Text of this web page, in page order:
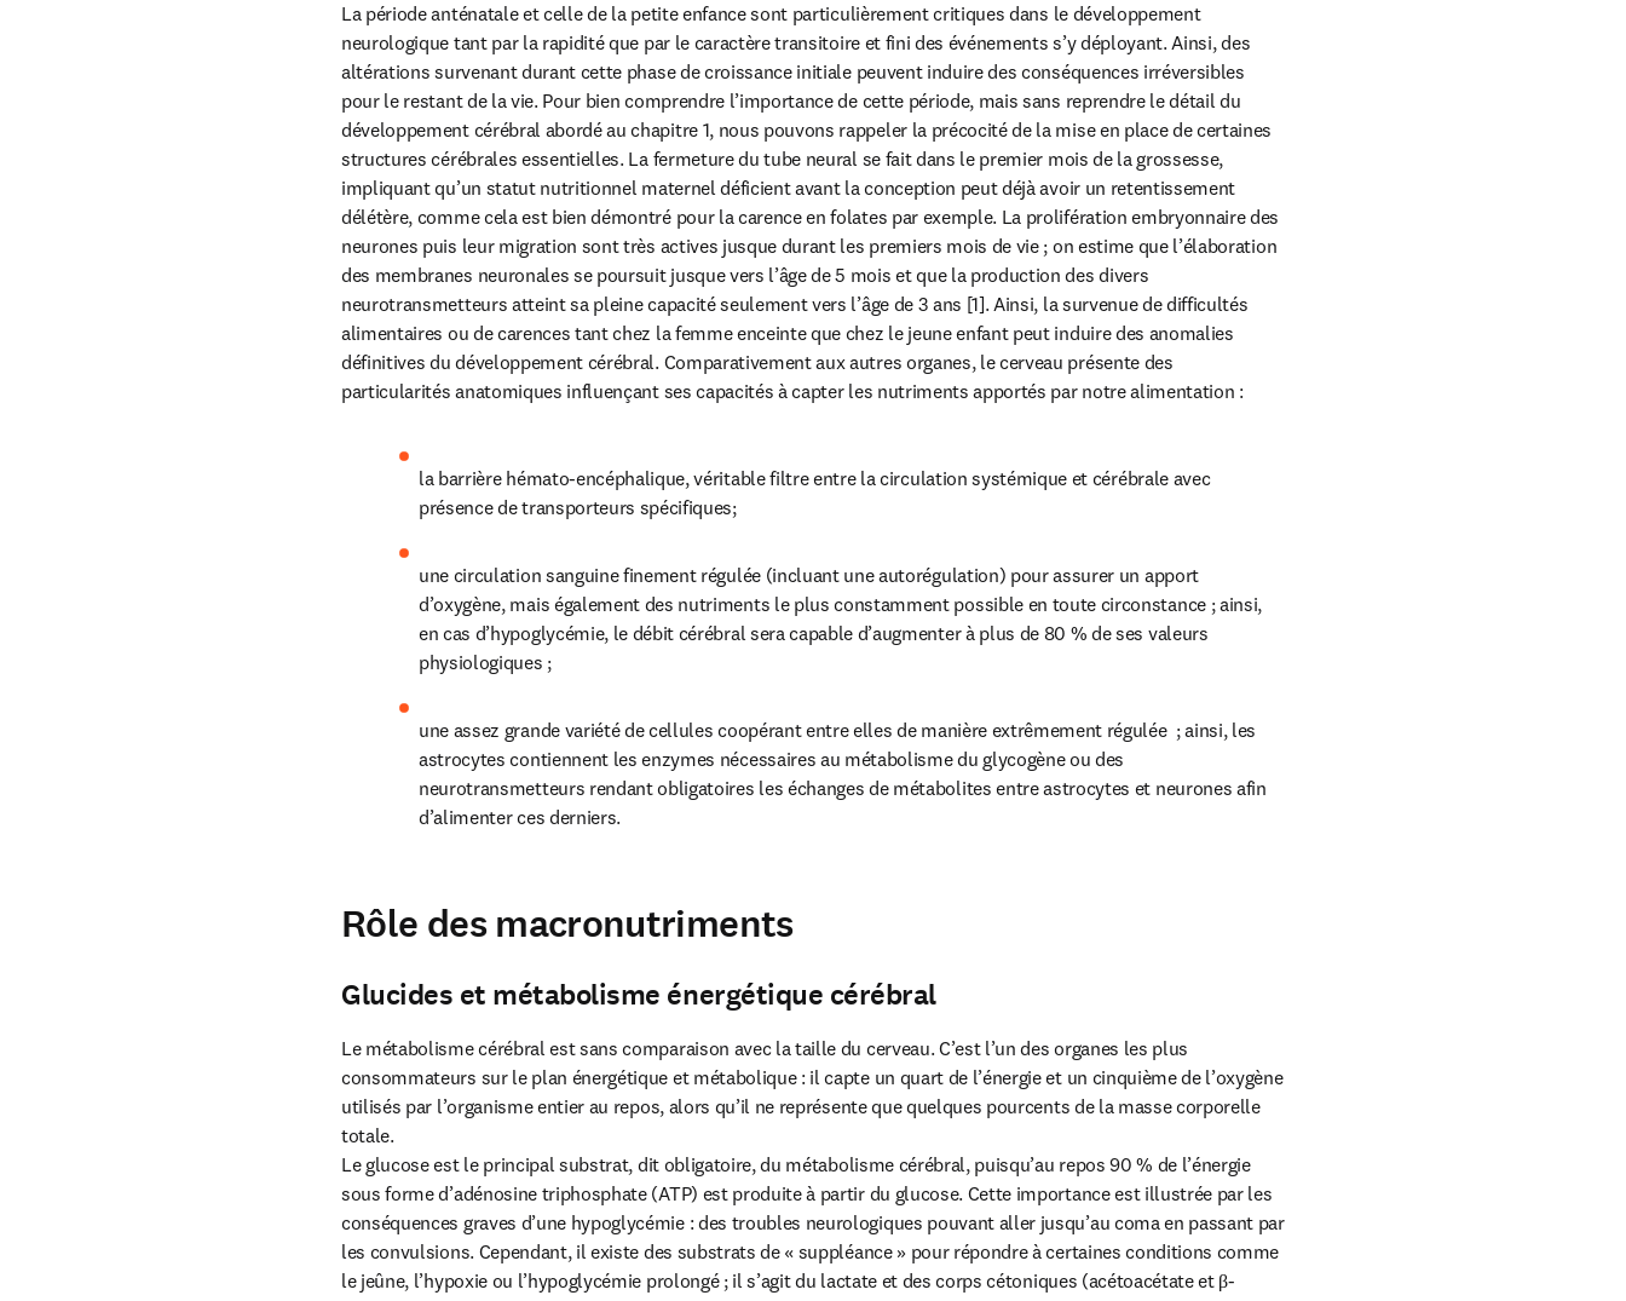
La période anténatale et celle de la petite enfance sont particulièrement critiques dans le développement
neurologique tant par la rapidité que par le caractère transitoire et fini des événements s’y déployant. Ainsi, des
altérations survenant durant cette phase de croissance initiale peuvent induire des conséquences irréversibles
pour le restant de la vie. Pour bien comprendre l’importance de cette période, mais sans reprendre le détail du
développement cérébral abordé au chapitre 1, nous pouvons rappeler la précocité de la mise en place de certaines
structures cérébrales essentielles. La fermeture du tube neural se fait dans le premier mois de la grossesse,
impliquant qu’un statut nutritionnel maternel déficient avant la conception peut déjà avoir un retentissement
délétère, comme cela est bien démontré pour la carence en folates par exemple. La prolifération embryonnaire des
neurones puis leur migration sont très actives jusque durant les premiers mois de vie ; on estime que l’élaboration
des membranes neuronales se poursuit jusque vers l’âge de 5 mois et que la production des divers
neurotransmetteurs atteint sa pleine capacité seulement vers l’âge de 3 ans [1]. Ainsi, la survenue de difficultés
alimentaires ou de carences tant chez la femme enceinte que chez le jeune enfant peut induire des anomalies
définitives du développement cérébral. Comparativement aux autres organes, le cerveau présente des
particularités anatomiques influençant ses capacités à capter les nutriments apportés par notre alimentation :
la barrière hémato-encéphalique, véritable filtre entre la circulation systémique et cérébrale avec
présence de transporteurs spécifiques;
une circulation sanguine finement régulée (incluant une autorégulation) pour assurer un apport
d’oxygène, mais également des nutriments le plus constamment possible en toute circonstance ; ainsi,
en cas d’hypoglycémie, le débit cérébral sera capable d’augmenter à plus de 80 % de ses valeurs
physiologiques ;
une assez grande variété de cellules coopérant entre elles de manière extrêmement régulée  ; ainsi, les
astrocytes contiennent les enzymes nécessaires au métabolisme du glycogène ou des
neurotransmetteurs rendant obligatoires les échanges de métabolites entre astrocytes et neurones afin
d’alimenter ces derniers.
Rôle des macronutriments
Glucides et métabolisme énergétique cérébral
Le métabolisme cérébral est sans comparaison avec la taille du cerveau. C’est l’un des organes les plus
consommateurs sur le plan énergétique et métabolique : il capte un quart de l’énergie et un cinquième de l’oxygène
utilisés par l’organisme entier au repos, alors qu’il ne représente que quelques pourcents de la masse corporelle
totale.
Le glucose est le principal substrat, dit obligatoire, du métabolisme cérébral, puisqu’au repos 90 % de l’énergie
sous forme d’adénosine triphosphate (ATP) est produite à partir du glucose. Cette importance est illustrée par les
conséquences graves d’une hypoglycémie : des troubles neurologiques pouvant aller jusqu’au coma en passant par
les convulsions. Cependant, il existe des substrats de « suppléance » pour répondre à certaines conditions comme
le jeûne, l’hypoxie ou l’hypoglycémie prolongé ; il s’agit du lactate et des corps cétoniques (acétoacétate et β-